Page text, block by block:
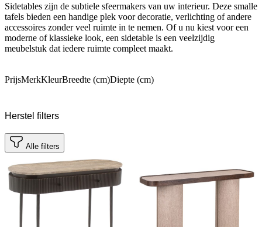
Sidetables zijn de subtiele sfeermakers van uw interieur. Deze smalle
tafels bieden een handige plek voor decoratie, verlichting of andere
accessoires zonder veel ruimte in te nemen. Of u nu kiest voor een
moderne of klassieke look, een sidetable is een veelzijdig
meubelstuk dat iedere ruimte compleet maakt.
PrijsMerkKleurBreedte (cm)Diepte (cm)
Herstel filters
Alle filters